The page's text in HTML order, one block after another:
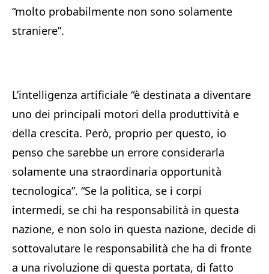
“molto probabilmente non sono solamente
straniere”.
L’intelligenza artificiale “è destinata a diventare
uno dei principali motori della produttività e
della crescita. Però, proprio per questo, io
penso che sarebbe un errore considerarla
solamente una straordinaria opportunità
tecnologica”. “Se la politica, se i corpi
intermedi, se chi ha responsabilità in questa
nazione, e non solo in questa nazione, decide di
sottovalutare le responsabilità che ha di fronte
a una rivoluzione di questa portata, di fatto